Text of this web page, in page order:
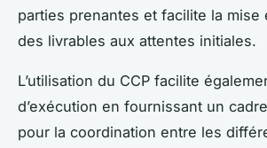
parties prenantes et facilite la mise
des livrables aux attentes initiales.
L’utilisation du CCP facilite
d’exécution en fournissant un
pour la coordination entre les